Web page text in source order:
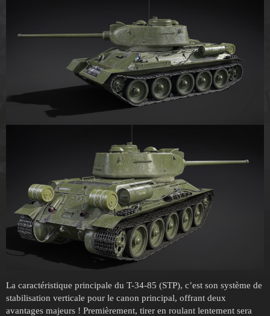
La caractéristique principale du T-34-85 (STP), c’est son système de
stabilisation verticale pour le canon principal, offrant deux
avantages majeurs ! Premièrement, tirer en roulant lentement sera